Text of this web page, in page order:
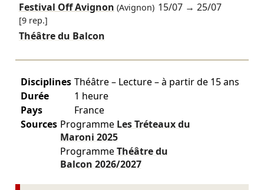
Festival Off Avignon (Avignon) 15/07 →25/07
[9 rep.]
Théâtre du Balcon
Disciplines Théâtre – Lecture – à partir de 15 ans
Durée
1 heure
Pays
France
Sources Programme Les Tréteaux du
Maroni 2025
ProgrammeThéâtre du
Balcon 2026/2027